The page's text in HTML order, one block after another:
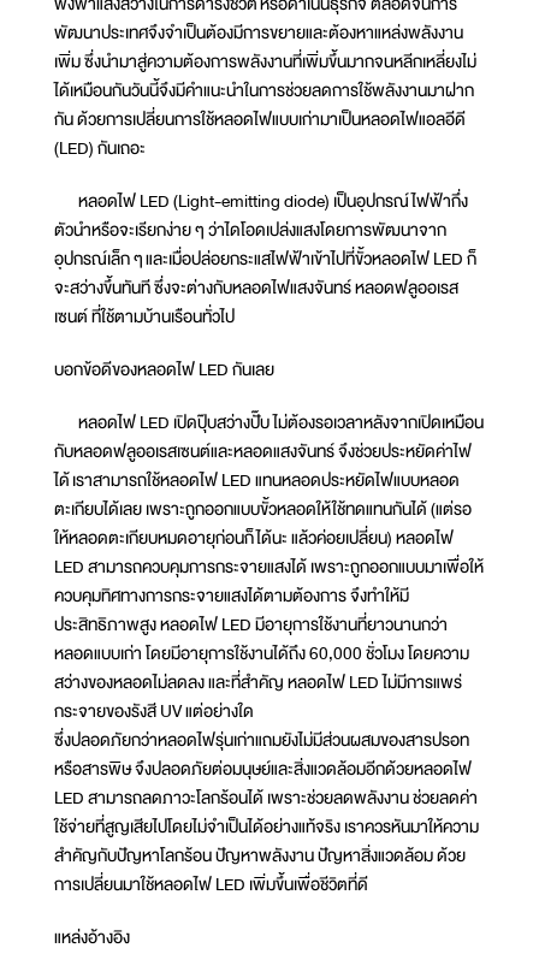
พัฒนาประเทศจึงจำเป็นต้องมีการขยายและต้องหาแหล่งพลังงาน
เพิ่ม ซึ่งนำมาสู่ความต้องการพลังงานที่เพิ่มขึ้นมากจนหลีกเหลี่ยงไม่
ได้เหมือนกันวันนี้จึงมีคำแนะนำในการช่วยลดการใช้พลังงานมาฝาก
กัน ด้วยการเปลี่ยนการใช้หลอดไฟแบบเก่ามาเป็นหลอดไฟแอลอีดี
(LED) กันเถอะ
หลอดไฟ LED (Light-emitting diode) เป็นอุปกรณ์ไฟฟ้ากึ่ง
ตัวนำหรือจะเรียกง่าย ๆ ว่าไดโอดเปล่งแสงโดยการพัฒนาจาก
อุปกรณ์เล็ก ๆ และเมื่อปล่อยกระแสไฟฟ้าเข้าไปที่ขั้วหลอดไฟ LED ก็
จะสว่างขึ้นทันที ซึ่งจะต่างกับหลอดไฟแสงจันทร์ หลอดฟลูออเรส
เซนต์ ที่ใช้ตามบ้านเรือนทั่วไป
บอกข้อดีของหลอดไฟ LED กันเลย
หลอดไฟ LED เปิดปุ๊บสว่างปั๊บ ไม่ต้องรอเวลาหลังจากเปิดเหมือน
กับหลอดฟลูออเรสเซนต์และหลอดแสงจันทร์ จึงช่วยประหยัดค่าไฟ
ได้ เราสามารถใช้หลอดไฟ LED แทนหลอดประหยัดไฟแบบหลอด
ตะเกียบได้เลย เพราะถูกออกแบบขั้วหลอดให้ใช้ทดแทนกันได้ (แต่รอ
ให้หลอดตะเกียบหมดอายุก่อนก็ได้นะ แล้วค่อยเปลี่ยน) หลอดไฟ
LED สามารถควบคุมการกระจายแสงได้ เพราะถูกออกแบบมาเพื่อให้
ควบคุมทิศทางการกระจายแสงได้ตามต้องการ จึงทำให้มี
ประสิทธิภาพสูง หลอดไฟ LED มีอายุการใช้งานที่ยาวนานกว่า
หลอดแบบเก่า โดยมีอายุการใช้งานได้ถึง 60,000 ชั่วโมง โดยความ
สว่างของหลอดไม่ลดลง และที่สำคัญ หลอดไฟ LED ไม่มีการแพร่
กระจายของรังสี UV แต่อย่างใด
ซึ่งปลอดภัยกว่าหลอดไฟรุ่นเก่าแถมยังไม่มีส่วนผสมของสารปรอท
หรือสารพิษ จึงปลอดภัยต่อมนุษย์และสิ่งแวดล้อมอีกด้วยหลอดไฟ
LED สามารถลดภาวะโลกร้อนได้ เพราะช่วยลดพลังงาน ช่วยลดค่า
ใช้จ่ายที่สูญเสียไปโดยไม่จำเป็นได้อย่างแท้จริง เราควรหันมาให้ความ
สำคัญกับปัญหาโลกร้อน ปัญหาพลังงาน ปัญหาสิ่งแวดล้อม ด้วย
การเปลี่ยนมาใช้หลอดไฟ LED เพิ่มขึ้นเพื่อชีวิตที่ดี
แหล่งอ้างอิง